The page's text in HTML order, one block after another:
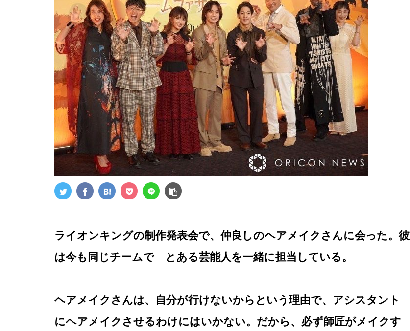
ライオンキングの制作発表会で、仲良しのヘアメイクさんに会った。彼
は今も同じチームで とある芸能人を一緒に担当している。
ヘアメイクさんは、自分が行けないからという理由で、アシスタント
にヘアメイクさせるわけにはいかない。だから、必ず師匠がメイクす